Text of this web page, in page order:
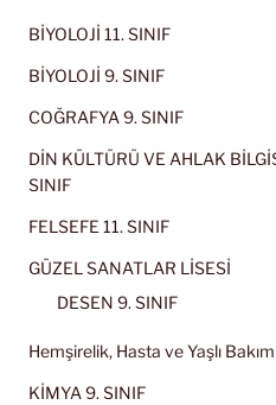
BİYOLOJİ 11. SINIF
BİYOLOJİ 9. SINIF
COĞRAFYA 9. SINIF
DİN KÜLTÜRÜ VE AHLAK
SINIF
FELSEFE 11. SINIF
GÜZEL SANATLAR LİSESİ
DESEN 9. SINIF
Hemşirelik, Hasta ve Yaşlı
KİMYA 9. SINIF